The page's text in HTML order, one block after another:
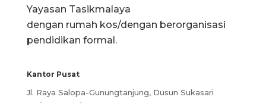
Yayasan Tasikmalaya
dengan rumah kos/dengan berorganisasi
pendidikan formal.
Kantor Pusat
Jl. Raya Salopa-Gunungtanjung, Dusun Sukasari